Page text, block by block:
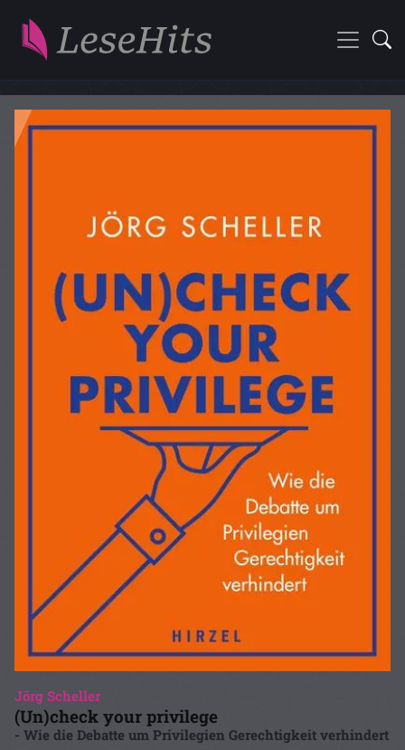
Jörg Scheller
(Un)check your privilege
- Wie die Debatte um Privilegien Gerechtigkeit verhindert